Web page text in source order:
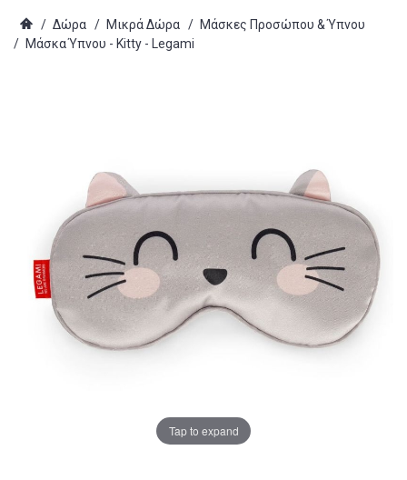
/ Δώρα / Μικρά Δώρα / Μάσκες Προσώπου & Ύπνου
/ Μάσκα Ύπνου - Kitty - Legami
Tap to expand